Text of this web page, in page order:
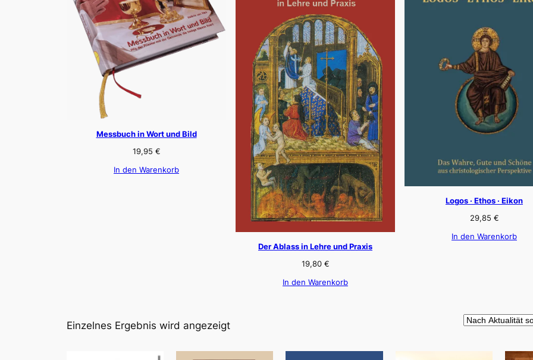
Messbuch in Wort und Bild
19,95 €
In den Warenkorb
Der Ablass in Lehre und Praxis
19,80 €
In den Warenkorb
Logos · Ethos · Eikon
29,85 €
In den Warenkorb
Einzelnes Ergebnis wird angezeigt